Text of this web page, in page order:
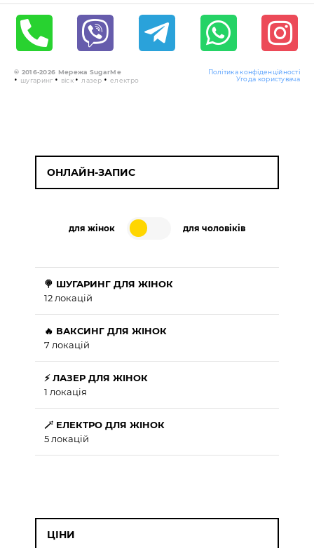
© 2016-2026 Мережа SugarMe
• шугаринг • віск •лазер •електро
Політика конфіденційності
Угода користувача
ОНЛАЙН-ЗАПИС
для жінок для чоловіків
🍭 ШУГАРИНГ ДЛЯ ЖІНОК
12 локацій
🔥 ВАКСИНГ ДЛЯ ЖІНОК
7 локацій
⚡ ЛАЗЕР ДЛЯ ЖІНОК
1 локація
🪄 ЕЛЕКТРО ДЛЯ ЖІНОК
5 локацій
ЦІНИ